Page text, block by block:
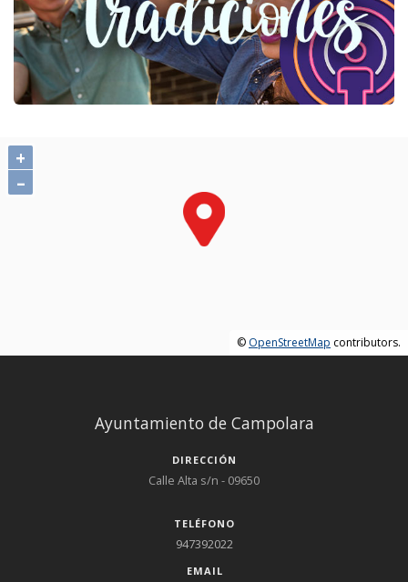
+
–
© OpenStreetMap contributors.
Ayuntamiento de Campolara
DIRECCIÓN
Calle Alta s/n - 09650
TELÉFONO
947392022
EMAIL